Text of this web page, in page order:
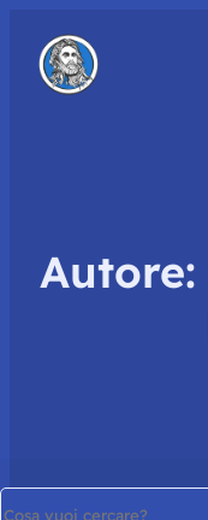
Autore: